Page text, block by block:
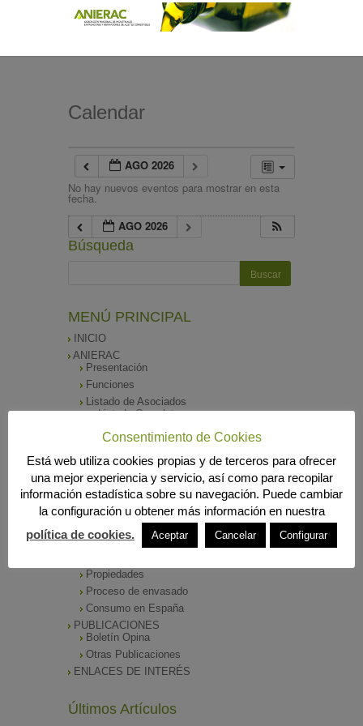
Calendar
AGO 2026
No hay nuevos eventos para mostrar en esta
fecha.
AGO 2026
Búsqueda
MENÚ PRINCIPAL
INICIO
ANIERAC
Presentación
Funciones
Listado de Asociados
Listado Completo
Como asociarse
SALA DE PRENSA
Notas de Prensa
Archivos Corporativos
GALERÍA DE IMÁGENES
CONTACTO
ENVASADO DE ACEITE
Propiedades
Proceso de envasado
Consumo en España
PUBLICACIONES
Boletín Opina
Otras Publicaciones
ENLACES DE INTERÉS
Últimos Artículos
Consentimiento de Cookies
Está web utiliza cookies propias y de terceros para ofrecer
una mejor experiencia y servicio, así como para recopilar
información estadística sobre su navegación. Puede cambiar
la configuración u obtener más información en nuestra
política de cookies.
Aceptar Cancelar Configurar